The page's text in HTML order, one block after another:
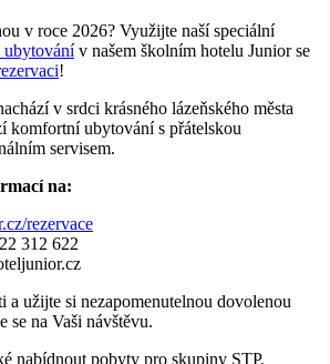
v roce 2026? Využijte naší speciální
ubytovánív našem školním hotelu Junior se
!
v srdci krásného lázeňského města
komfortní ubytování s přátelskou
servisem.
na:
rezervace
312 622
a užijte si nezapomenutelnou dovolenou
se na Vaši návštěvu.
nabídnout pobyty pro skupiny STP,